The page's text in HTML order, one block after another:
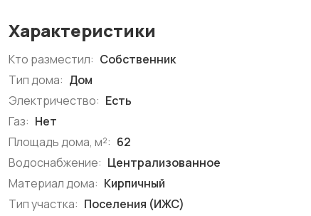
Характеристики
Кто разместил: Собственник
Тип дома: Дом
Электричество: Есть
Газ: Нет
Площадь дома, м²: 62
Водоснабжение: Централизованное
Материал дома: Кирпичный
Тип участка: Поселения (ИЖС)